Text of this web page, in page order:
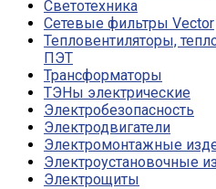
Светотехника
Сетевые фильтры Vector
Тепловентиляторы,
ПЭТ
Трансформаторы
ТЭНы электрические
Электробезопасность
Электродвигатели
Электромонтажные
Электроустановочные
Электрощиты